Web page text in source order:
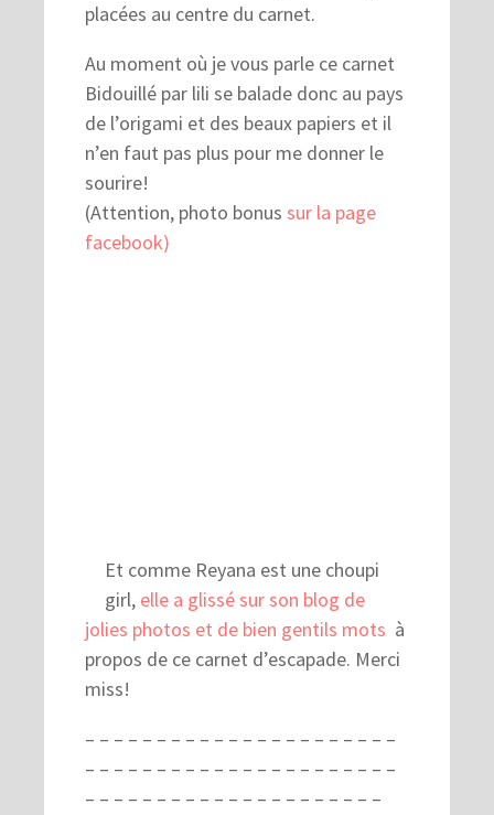
placées au centre du carnet.
Au moment où je vous parle ce carnet
Bidouillé par lili se balade donc au pays
de l’origami et des beaux papiers et il
n’en faut pas plus pour me donner le
sourire!
(Attention, photo bonus sur la page
facebook)
Et comme Reyana est une choupi
girl, elle a glissé sur son blog de
jolies photos et de bien gentils mots à
propos de ce carnet d’escapade. Merci
miss!
– – – – – – – – – – – – – – – – – – – – – –
– – – – – – – – – – – – – – – – – – – – – –
– – – – – – – – – – – – – – – – – – – – –